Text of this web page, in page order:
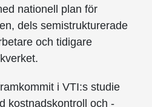
nationell plan för
dels semistrukturerade
och tidigare
i VTI:s studie
kostnadskontroll och -